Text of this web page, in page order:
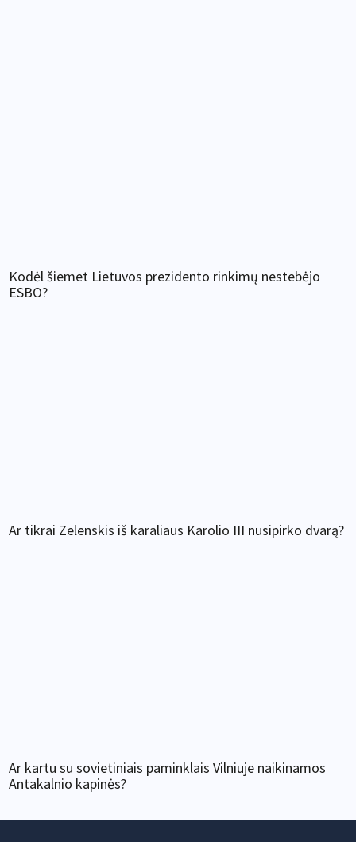
Kodėl šiemet Lietuvos prezidento rinkimų nestebėjo
ESBO?
Ar tikrai Zelenskis iš karaliaus Karolio III nusipirko dvarą?
Ar kartu su sovietiniais paminklais Vilniuje naikinamos
Antakalnio kapinės?